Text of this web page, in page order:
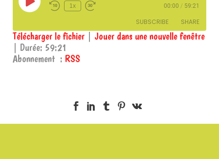
Play
Episode
1x 00:00 / 59:21
SUBSCRIBE SHARE
RSS
SHARE
Télécharger le fichier
Jouer dans une nouvelle fenêtre
Durée: 59:21
Abonnement : RSS